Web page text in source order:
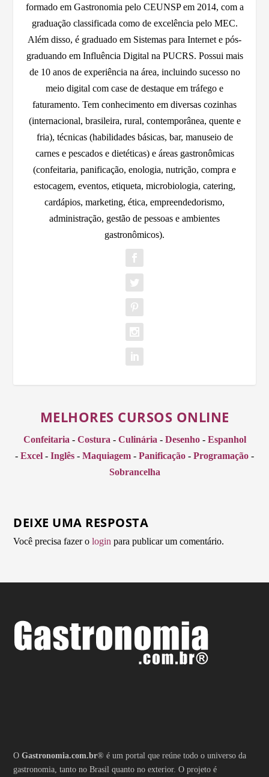
formado em Gastronomia pelo CEUNSP em 2014, com a
graduação classificada como de excelência pelo MEC.
Além disso, é graduado em Sistemas para Internet e pós-
graduando em Influência Digital na PUCRS. Possui mais
de 10 anos de experiência na área, incluindo sucesso no
meio digital com case de destaque em tráfego e
faturamento. Tem conhecimento em diversas cozinhas
(internacional, brasileira, rural, contemporânea, quente e
fria), técnicas (habilidades básicas, bar, manuseio de
carnes e pescados e dietéticas) e áreas gastronômicas
(confeitaria, panificação, enologia, nutrição, compra e
estocagem, eventos, etiqueta, microbiologia, catering,
cardápios, marketing, ética, empreendedorismo,
administração, gestão de pessoas e ambientes
gastronômicos).
MELHORES CURSOS ONLINE
Confeitaria - Costura - Culinária - Desenho- Espanhol
- Excel - Inglês - Maquiagem - Panificação - Programação -
Sobrancelha
DEIXE UMA RESPOSTA
Você precisa fazer ologin para publicar um comentário.
OGastronomia.com.br® é um portal que reúne todo o universo da
gastronomia, tanto no Brasil quanto no exterior. O projeto é